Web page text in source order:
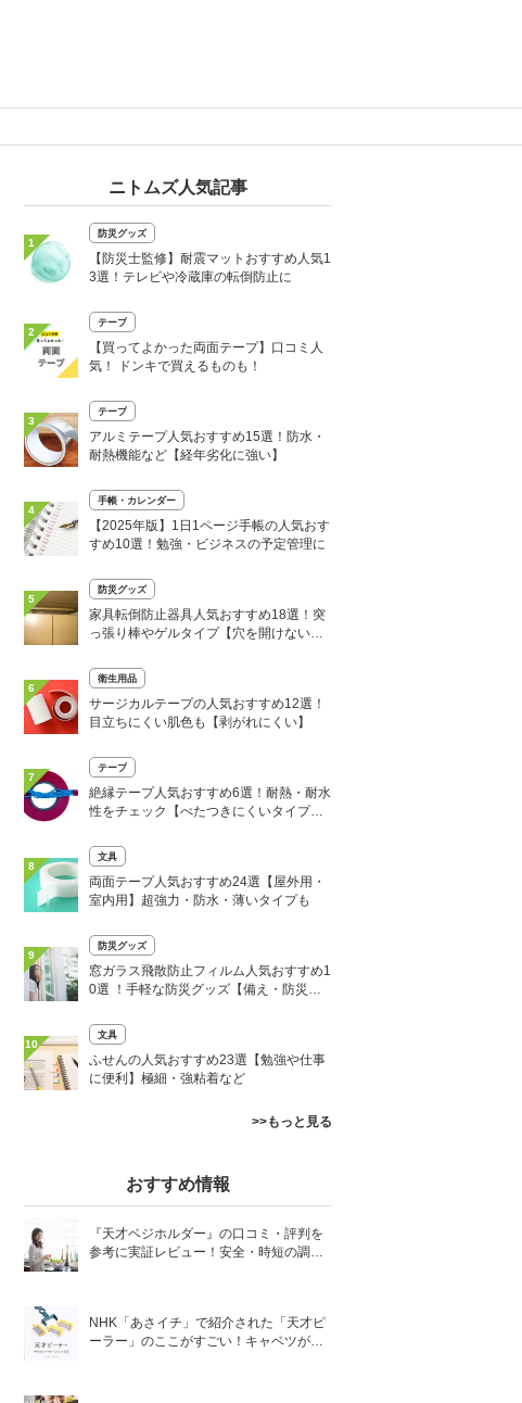
ニトムズ人気記事
1
防災グッズ
【防災士監修】耐震マットおすすめ人気1
3選！テレビや冷蔵庫の転倒防止に
2
テープ
【買ってよかった両面テープ】口コミ人
気！ ドンキで買えるものも！
3
テープ
アルミテープ人気おすすめ15選！防水・
耐熱機能など【経年劣化に強い】
4
手帳・カレンダー
【2025年版】1日1ページ手帳の人気おす
すめ10選！勉強・ビジネスの予定管理に
5
防災グッズ
家具転倒防止器具人気おすすめ18選！突
っ張り棒やゲルタイプ【穴を開けない賃
6
衛生用品
サージカルテープの人気おすすめ12選！
目立ちにくい肌色も【剥がれにくい】
7
テープ
絶縁テープ人気おすすめ6選！耐熱・耐水
性をチェック【べたつきにくいタイプ
8
文具
両面テープ人気おすすめ24選【屋外用・
室内用】超強力・防水・薄いタイプも
9
防災グッズ
窓ガラス飛散防止フィルム人気おすすめ1
0選 ！手軽な防災グッズ【備え・防災専
10
文具
ふせんの人気おすすめ23選【勉強や仕事
に便利】極細・強粘着など
>>もっと見る
おすすめ情報
『天才ベジホルダー』の口コミ・評判を
参考に実証レビュー！安全・時短の調理
NHK「あさイチ」で紹介された「天才ピ
ーラー」のここがすごい！キャベツがほ